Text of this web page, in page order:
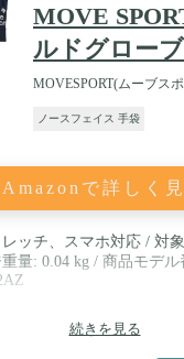
MOVE
ルドグローブ
MOVESPORT(ムーブス
ノースフェイス 手袋
Amazonで詳しく
ッチ、スマホ対応 / 対
量: 0.04 kg / 商品モデル
続きを見る